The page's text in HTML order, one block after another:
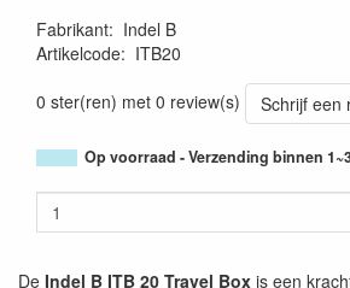
Fabrikant: Indel B
Artikelcode: ITB20
0 ster(ren) met 0 review(s)
Schrijf een
Op voorraad - Verzending binnen
De Indel B ITB 20 Travel Box is een